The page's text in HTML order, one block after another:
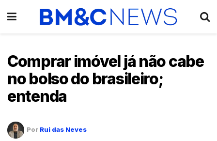
Comprar imóvel já não cabe
no bolso do brasileiro;
entenda
Por Rui das Neves